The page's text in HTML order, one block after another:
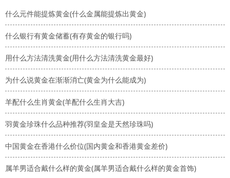
什么元件能提炼黄金(什么金属能提炼出黄金)
什么银行有黄金储蓄(有存黄金的银行吗)
用什么方法清洗黄金(用什么方法清洗黄金最好)
为什么说黄金在渐渐消亡(黄金为什么能成为)
羊配什么生肖黄金(羊配什么生肖大吉)
羽黄金珍珠什么品种推荐(羽皇金是天然珍珠吗)
中国黄金在香港什么价位(国内黄金和香港黄金差价)
属羊男适合戴什么样的黄金(属羊男适合戴什么样的黄金首饰)